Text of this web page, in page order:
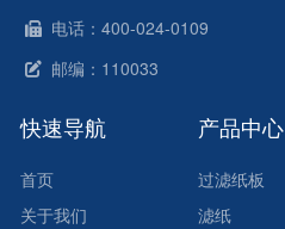
电话：400-024-0109
邮编：110033
快速导航
首页
关于我们
产品中心
过滤纸板
滤纸